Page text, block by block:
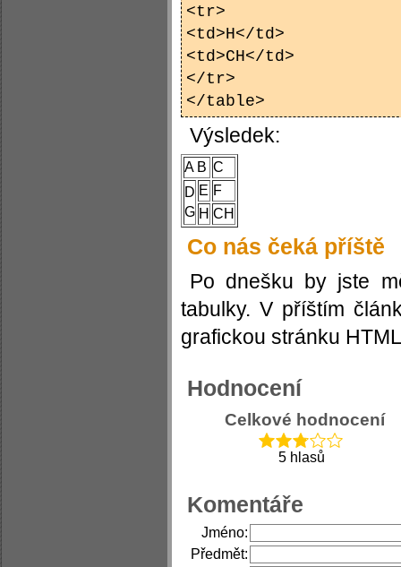
<tr>
<td>H</td>
<td>CH</td>
</tr>
</table>
Výsledek:
A B C
D
G
E F
H CH
Co nás čeká příště
Po dnešku by jste
tabulky. V příštím
grafickou stránku
Hodnocení
Celkové hodnocení
5 hlasů
Komentáře
Jméno:
Předmět: